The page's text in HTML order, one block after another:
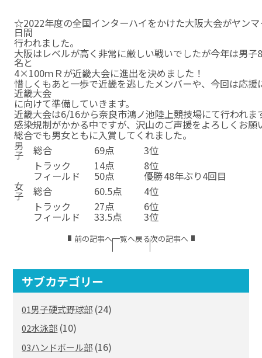
☆2022年度の全国インターハイをかけた大阪大会がヤン
日間
行われました。
大阪はレベルが高く非常に厳しい戦いでしたが今年は男
名と
4×100ｍＲが近畿大会に進出を決めました！
惜しくもあと一歩で近畿を逃したメンバーや、今回は応
近畿大会
に向けて準備していきます。
近畿大会は6/16から奈良市鴻ノ池陸上競技場にて行われま
感染規制がかかる中ですが、沢山のご声援をよろしくお願
総合でも男女ともに入賞してくれました。
男
子 総合 69点
3位
トラック
14点 8位
フィールド 50点 優勝48年ぶり4回目
女
子 総合 60.5点
4位
トラック
27点 6位
フィールド 33.5点 3位
前の記事へ一覧へ戻る次の記事へ
サブカテゴリー
01男子硬式野球部 (24)
02水泳部 (10)
03ハンドボール部 (16)